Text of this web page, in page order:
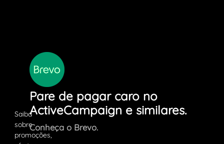
Pare de pagar caro no
ActiveCampaign e similares.
Conheça o Brevo.